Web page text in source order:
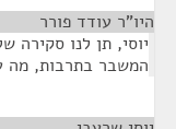
היו"ר עודד פורר
יוסי, תן לנו
המשבר בתרבות, מה